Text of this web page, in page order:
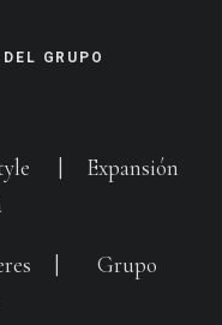
GRUPO
Expansión
Grupo